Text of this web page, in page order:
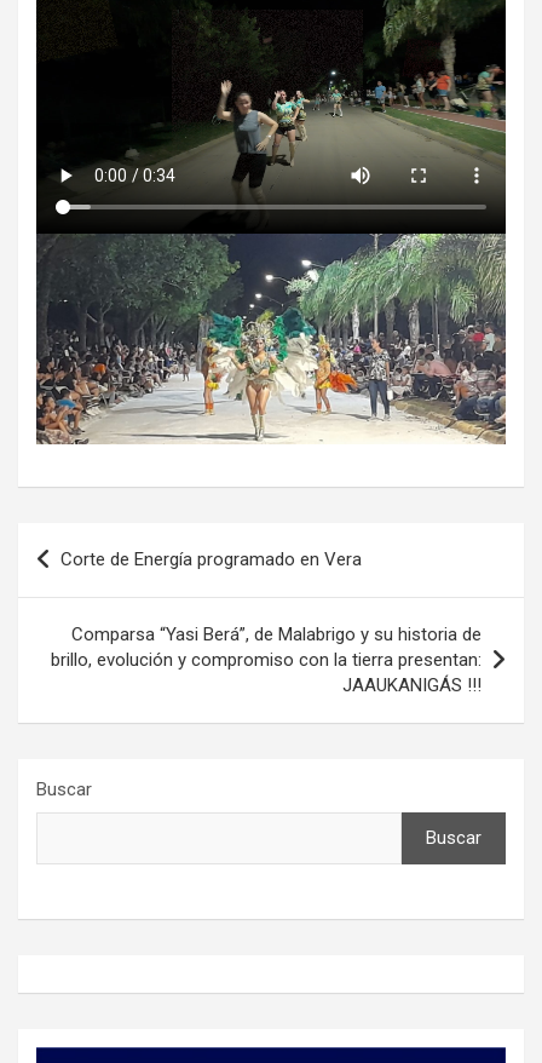
Navegación
de
entradas
Corte de Energía programado en Vera
Comparsa “Yasi Berá”, de Malabrigo y su historia de
brillo, evolución y compromiso con la tierra presentan:
JAAUKANIGÁS !!!
Buscar
Buscar